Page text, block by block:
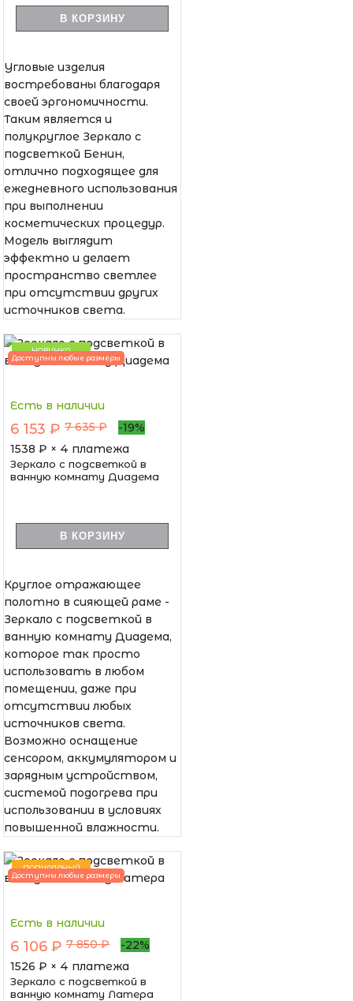
В КОРЗИНУ
Угловые изделия
востребованы благодаря
своей эргономичности.
Таким является и
полукруглое Зеркало с
подсветкой Бенин,
отлично подходящее для
ежедневного использования
при выполнении
косметических процедур.
Модель выглядит
эффектно и делает
пространство светлее
при отсутствии других
источников света.
НОВИНКА
Доступны любые размеры
Есть в наличии
6 153 ₽ 7 635 ₽
-19%
1538 ₽ × 4 платежа
Зеркало с подсветкой в
ванную комнату Диадема
В КОРЗИНУ
Круглое отражающее
полотно в сияющей раме -
Зеркало с подсветкой в
ванную комнату Диадема,
которое так просто
использовать в любом
помещении, даже при
отсутствии любых
источников света.
Возможно оснащение
сенсором, аккумулятором и
зарядным устройством,
системой подогрева при
использовании в условиях
повышенной влажности.
ПОПУЛЯРНЫЙ
Доступны любые размеры
Есть в наличии
6 106 ₽ 7 850 ₽
-22%
1526 ₽ × 4 платежа
Зеркало с подсветкой в
ванную комнату Латера